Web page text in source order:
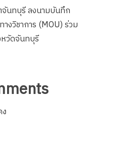
จันทบุรี ลงนามบันทึก
างวิชาการ (MOU) ร่วม
วัดจันทบุรี